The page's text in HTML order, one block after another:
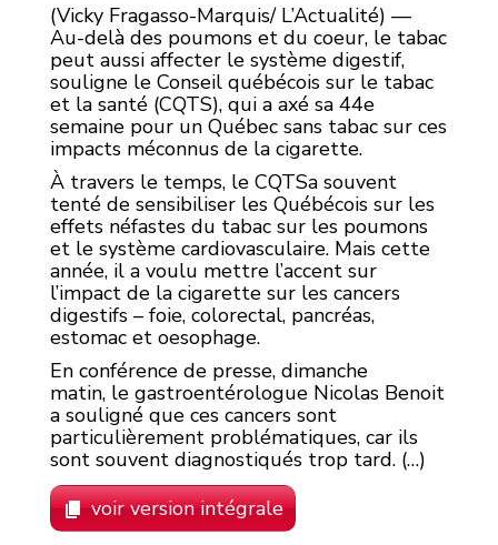
(Vicky Fragasso-Marquis/ L’Actualité) —
Au-delà des poumons et du coeur, le tabac
peut aussi affecter le système digestif,
souligne le Conseil québécois sur le tabac
et la santé (CQTS), qui a axé sa 44e
semaine pour un Québec sans tabac sur ces
impacts méconnus de la cigarette.
À travers le temps, le CQTSa souvent
tenté de sensibiliser les Québécois sur les
effets néfastes du tabac sur les poumons
et le système cardiovasculaire. Mais cette
année, il a voulu mettre l’accent sur
l’impact de la cigarette sur les cancers
digestifs – foie, colorectal, pancréas,
estomac et oesophage.
En conférence de presse, dimanche
matin, le gastroentérologue Nicolas Benoit
a souligné que ces cancers sont
particulièrement problématiques, car ils
sont souvent diagnostiqués trop tard. (…)
voir version intégrale